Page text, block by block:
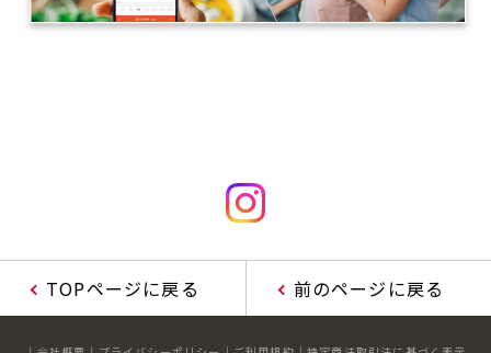
TOPページに戻る 前のページに戻る